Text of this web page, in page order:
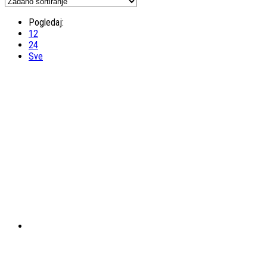
Pogledaj:
12
24
Sve